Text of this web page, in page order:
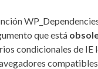
que está
condicionales de IE